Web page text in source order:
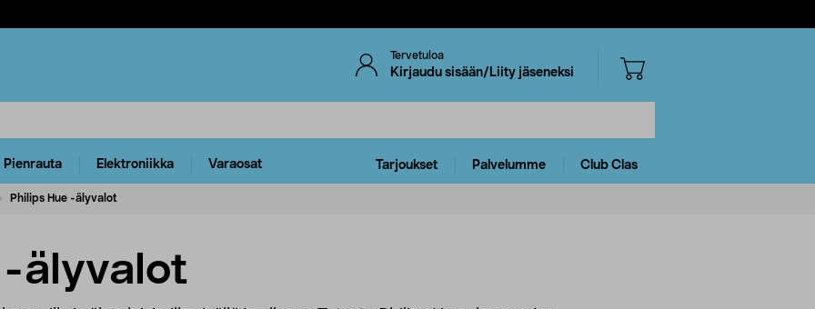
Tervetuloa
Kirjaudu sisään/Liity jäseneksi
Pienrauta Elektroniikka Varaosat Tarjoukset Palvelumme Club Clas
Philips Hue -älyvalot
-älyvalot